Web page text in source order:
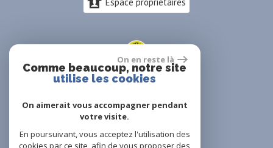
On en reste là
Comme beaucoup, notre site
utilise les cookies
On aimerait vous accompagner pendant
votre visite.
En poursuivant, vous acceptez l'utilisation des
cookies par ce site, afin de vous proposer des